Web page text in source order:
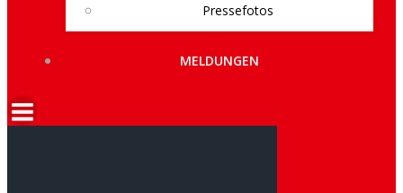
Pressefotos
MELDUNGEN